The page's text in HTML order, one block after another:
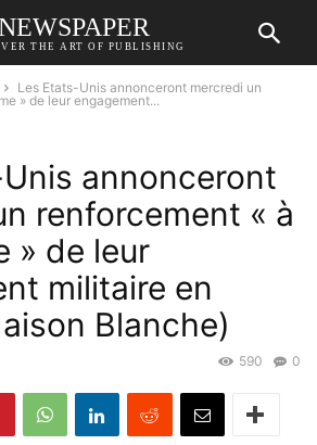
THE ART OF PUBLISHING
Les Etats-Unis annonceront mercredi un
» de leur engagement...
annonceront
renforcement « à
» de leur
militaire en
Blanche)
0
590